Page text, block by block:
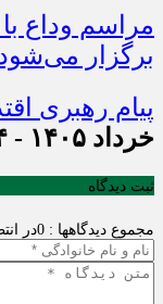
مراسم وداع
برگزار
پیام رهبری
خرداد ۱۴۰۵ - ۱۴:۱۴
ثبت دیدگاه
مجموع دیدگاهها : 0 در